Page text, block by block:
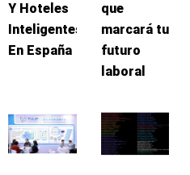
Y Hoteles
Inteligentes
En España
que
marcará tu
futuro
laboral